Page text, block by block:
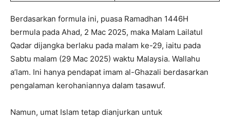
Berdasarkan formula ini, puasa Ramadhan 1446H
bermula pada Ahad, 2 Mac 2025, maka Malam Lailatul
Qadar dijangka berlaku pada malam ke-29, iaitu pada
Sabtu malam (29 Mac 2025) waktu Malaysia. Wallahu
a’lam. Ini hanya pendapat imam al-Ghazali berdasarkan
pengalaman kerohaniannya dalam tasawuf.
Namun, umat Islam tetap dianjurkan untuk